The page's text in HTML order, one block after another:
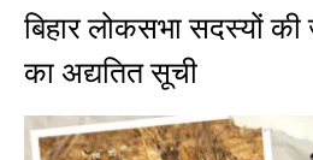
बिहार लोकसभा सदस्यों की
का अद्यतित सूची